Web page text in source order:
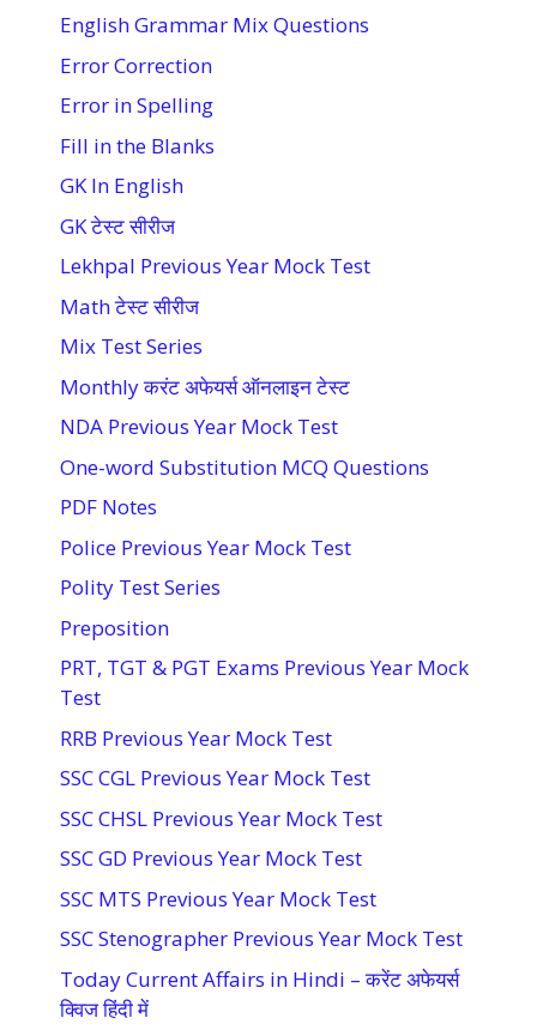
English Grammar Mix Questions
Error Correction
Error in Spelling
Fill in the Blanks
GK In English
GK टेस्ट सीरीज
Lekhpal Previous Year Mock Test
Math टेस्ट सीरीज
Mix Test Series
Monthly करंट अफेयर्स ऑनलाइन टेस्ट
NDA Previous Year Mock Test
One-word Substitution MCQ Questions
PDF Notes
Police Previous Year Mock Test
Polity Test Series
Preposition
PRT, TGT & PGT Exams Previous Year Mock
Test
RRB Previous Year Mock Test
SSC CGL Previous Year Mock Test
SSC CHSL Previous Year Mock Test
SSC GD Previous Year Mock Test
SSC MTS Previous Year Mock Test
SSC Stenographer Previous Year Mock Test
Today Current Affairs in Hindi – करेंट अफेयर्स
क्विज हिंदी में